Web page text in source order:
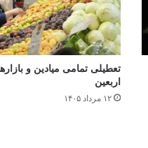
تعطیلی تمامی میادین و
اربعین
۱۲ مرداد ۱۴۰۵